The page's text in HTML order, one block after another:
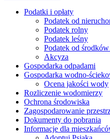
Podatki i opłaty
Podatek od
Podatek rolny
Podatek leśny
Podatek od
Akcyza
Gospodarka odpadami
Gospodarka wodno-
Ocena jakości wody
Rozliczenie wodomierzy
Ochrona środowiska
Zagospodarowanie
Dokumenty do pobrania
Informacje dla